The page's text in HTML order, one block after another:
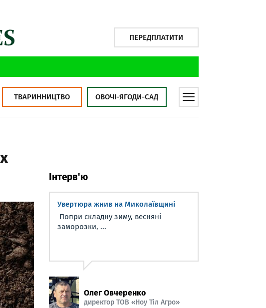
ПЕРЕДПЛАТИТИ
ТВАРИННИЦТВО ОВОЧІ-ЯГОДИ-САД
Інтерв'ю
Увертюра жнив на Миколаївщині
Попри складну зиму, весняні
заморозки, ...
Олег Овчеренко
директор ТОВ «Ноу Тіл Агро»